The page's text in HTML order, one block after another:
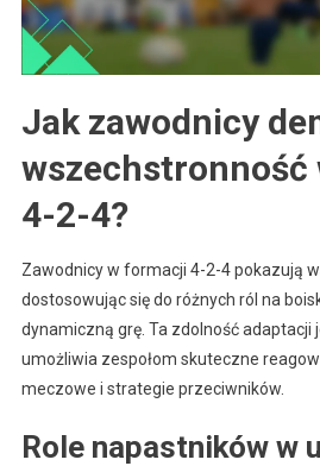
Jak zawodnicy
4-2-4?
Zawodnicy w formacji 4-2-4 pokazują
dostosowując się do różnych ról na
dynamiczną grę. Ta zdolność adaptacji
umożliwia zespołom skuteczne
meczowe i strategie przeciwników.
Role napastników w